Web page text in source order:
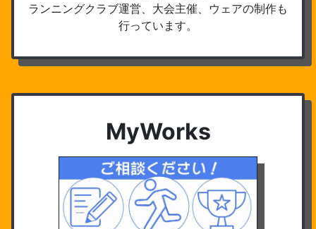
ランニングクラブ運営、大会主催、ウェアの制作も
行っています。
MyWorks